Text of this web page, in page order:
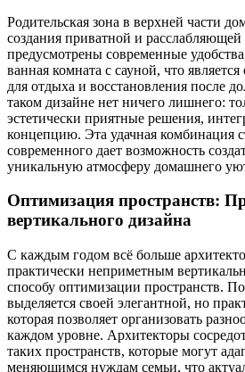
Родительская зона в верхней части
создания приватной и
предусмотрены современные
ванная комната с сауной, что
для отдыха и восстановления после
таком дизайне нет ничего лишнего:
эстетически приятные решения,
концепцию. Эта удачная комбинация
современного дает возможность
уникальную атмосферу домашнего
Оптимизация пространств:
вертикального дизайна
С каждым годом всё больше
практически неприметным
способу оптимизации пространств.
выделяется своей элегантной, но
которая позволяет организовать
каждом уровне. Архитекторы
таких пространств, которые могут
меняющимся нуждам семьи, что